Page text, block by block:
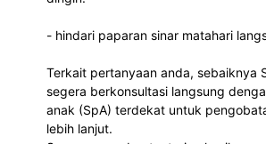
- hindari paparan sinar matahari
Terkait pertanyaan anda, sebaiknya
segera berkonsultasi langsung
anak (SpA) terdekat untuk
lebih lanjut.